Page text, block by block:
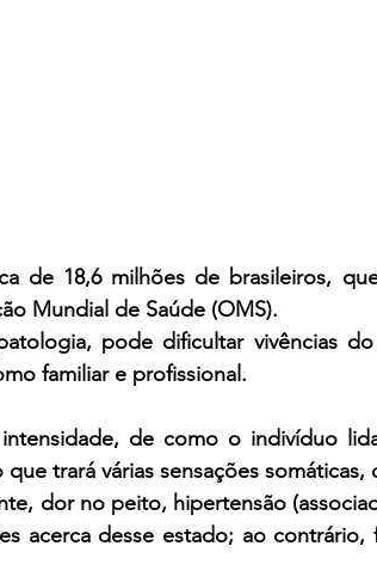
de 18,6 milhões de brasileiros,
Mundial de Saúde (OMS).
pode dificultar vivências
familiar e profissional.
de como o indivíduo
trará várias sensações
dor no peito, hipertensão
acerca desse estado; ao contrário,